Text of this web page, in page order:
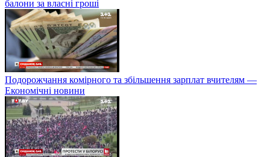
балони за власні гроші
Подорожчання комірного та збільшення зарплат вчителям —
Економічні новини